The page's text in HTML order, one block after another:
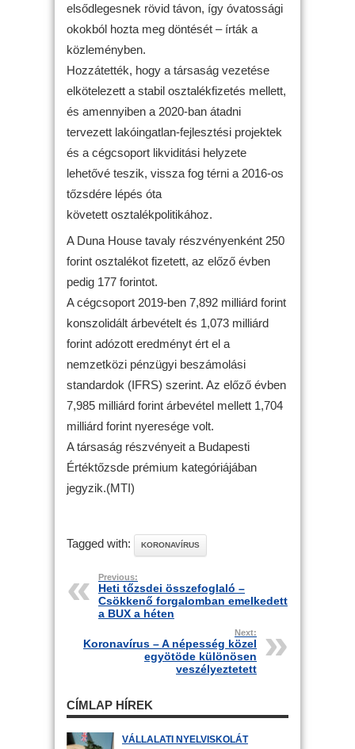
elsődlegesnek rövid távon, így óvatossági
okokból hozta meg döntését – írták a
közleményben.
Hozzátették, hogy a társaság vezetése
elkötelezett a stabil osztalékfizetés mellett,
és amennyiben a 2020-ban átadni
tervezett lakóingatlan-fejlesztési projektek
és a cégcsoport likviditási helyzete
lehetővé teszik, vissza fog térni a 2016-os
tőzsdére lépés óta
követett osztalékpolitikához.
A Duna House tavaly részvényenként 250
forint osztalékot fizetett, az előző évben
pedig 177 forintot.
A cégcsoport 2019-ben 7,892 milliárd forint
konszolidált árbevételt és 1,073 milliárd
forint adózott eredményt ért el a
nemzetközi pénzügyi beszámolási
standardok (IFRS) szerint. Az előző évben
7,985 milliárd forint árbevétel mellett 1,704
milliárd forint nyeresége volt.
A társaság részvényeit a Budapesti
Értéktőzsde prémium kategóriájában
jegyzik.(MTI)
Tagged with: KORONAVÍRUS
Previous:
Heti tőzsdei összefoglaló –
Csökkenő forgalomban emelkedett
a BUX a héten
Next:
Koronavírus – A népesség közel
egyötöde különösen
veszélyeztetett
CÍMLAP HÍREK
VÁLLALATI NYELVISKOLÁT